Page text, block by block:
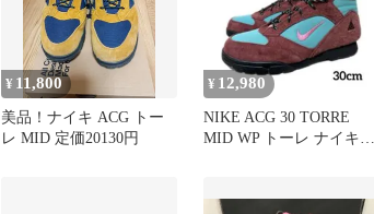
ビー US9.5/27.5cm
FD0212-800
¥ 11,800
美品！ナイキ ACG トー
レ MID 定価20130円
¥ 12,980
NIKE ACG 30 TORRE
MID WP トーレ ナイキ